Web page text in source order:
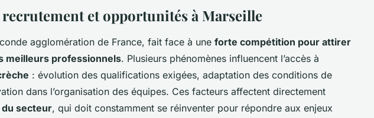
et opportunités à Marseille
agglomération de France, fait face à une forte compétition pour attirer
meilleurs professionnels. Plusieurs phénomènes influencent l’accès à
: évolution des qualifications exigées, adaptation des conditions de
dans l’organisation des équipes. Ces facteurs affectent directement
du secteur, qui doit constamment se réinventer pour répondre aux enjeux